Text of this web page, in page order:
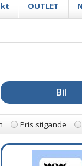
OUTLET
Bil
Pris stigande